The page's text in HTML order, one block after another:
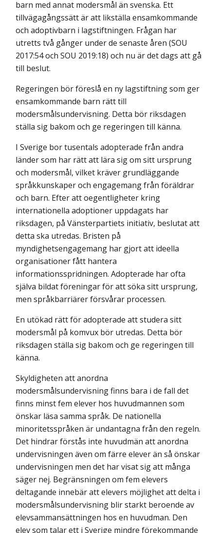
barn med annat modersmål än svenska. Ett
tillvägagångssätt är att likställa ensamkommande
och adoptivbarn i lagstiftningen. Frågan har
utretts två gånger under de senaste åren (SOU
2017:54 och SOU 2019:18) och nu är det dags att gå
till beslut.
Regeringen bör föreslå en ny lagstiftning som ger
ensamkommande barn rätt till
modersmålsundervisning. Detta bör riksdagen
ställa sig bakom och ge regeringen till känna.
I Sverige bor tusentals adopterade från andra
länder som har rätt att lära sig om sitt ursprung
och modersmål, vilket kräver grundläggande
språkkunskaper och engagemang från föräldrar
och barn. Efter att oegentligheter kring
internationella adoptioner uppdagats har
riksdagen, på Vänsterpartiets initiativ, beslutat att
detta ska utredas. Bristen på
myndighetsengagemang har gjort att ideella
organisationer fått hantera
informationsspridningen. Adopterade har ofta
själva bildat föreningar för att söka sitt ursprung,
men språkbarriärer försvårar processen.
En utökad rätt för adopterade att studera sitt
modersmål på komvux bör utredas. Detta bör
riksdagen ställa sig bakom och ge regeringen till
känna.
Skyldigheten att anordna
modersmålsundervisning finns bara i de fall det
finns minst fem elever hos huvudmannen som
önskar läsa samma språk. De nationella
minoritets­språken är undantagna från den regeln.
Det hindrar förstås inte huvudmän att anordna
undervisningen även om färre elever än så önskar
undervisningen men det har visat sig att många
säger nej. Begränsningen om fem elevers
deltagande innebär att elevers möjlighet att delta i
modersmålsundervisning blir starkt beroende av
elevsamman­sättningen hos en huvudman. Den
elev som talar ett i Sverige mindre förekommande